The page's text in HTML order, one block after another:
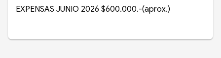
EXPENSAS JUNIO 2026 $600.000.-(aprox.)